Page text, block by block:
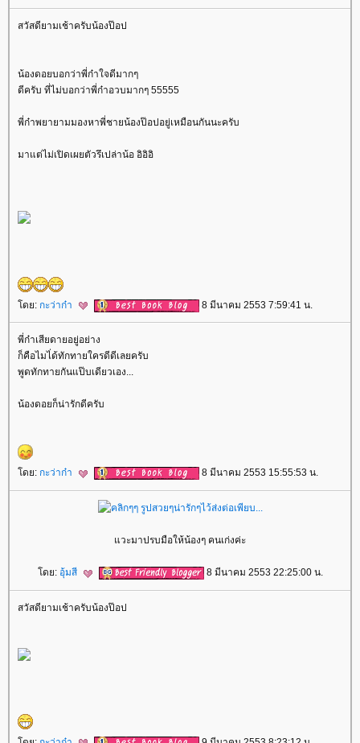
สวัสดียามเช้าครับน้องป๊อป
น้องดอยบอกว่าพี่ก๋าใจดีมากๆ
ดีครับ ที่ไม่บอกว่าพี่ก๋าอวบมากๆ 55555
พี่ก๋าพยายามมองหาพี่ชายน้องป๊อปอยู่เหมือนกันนะครับ
มาแต่ไม่เปิดเผยตัวรึเปล่าน้อ อิอิอิ
ดย: กะว่าก๋า 8 มีนาคม 2553 7:59:41 น.
พี่ก๋าเสียดายอยู่อย่าง
ก็คือไมไ่ด้ทักทายใครดีดีเลยครับ
พูดทักทายกันแป๊บเดียวเอง...
น้องดอยก็น่ารักดีครับ
ดย: กะว่าก๋า 8 มีนาคม 2553 15:55:53 น.
วะมาปรบมือให้น้องๆ คนเก่งค่ะ
ดย: อุ้มสี 8 มีนาคม 2553 22:25:00 น.
สวัสดียามเช้าครับน้องป๊อป